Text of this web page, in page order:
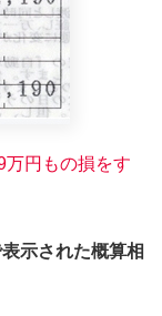
万円もの損をす
示された概算相